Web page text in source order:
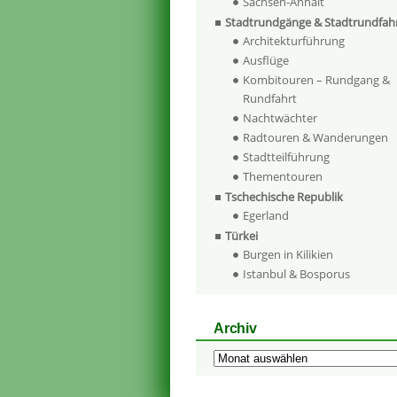
Stadtrundgänge &
Architekturführung
Ausflüge
Kombitouren – Rundgang &
Rundfahrt
Nachtwächter
Radtouren & Wanderungen
Stadtteilführung
Thementouren
Tschechische Republik
Egerland
Türkei
Burgen in Kilikien
Istanbul & Bosporus
Archiv
Archiv